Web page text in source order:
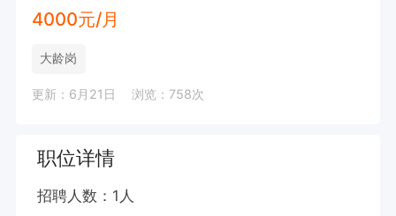
4000元/月
大龄岗
更新：6月21日 浏览：758次
职位详情
招聘人数：1人